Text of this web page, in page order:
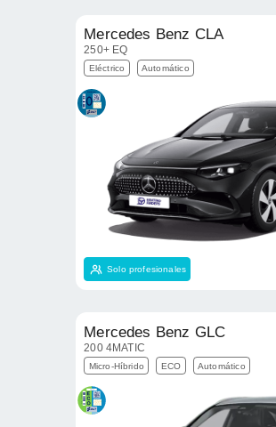
Mercedes Benz CLA
250+ EQ
Eléctrico Automático
Solo profesionales
Mercedes Benz GLC
200 4MATIC
Micro-Híbrido ECO Automático